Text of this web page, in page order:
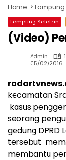
Home
Lampung Selatan
(Video)
Admin
05/02/2016
kecamatan
kasus
seorang
gedung
tersebut
membantu